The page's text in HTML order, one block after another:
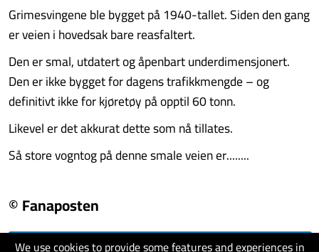
We use cookies to provide some features and experiences in
Grimesvingene ble bygget på 1940-tallet. Siden den gang
er veien i hovedsak bare reasfaltert.
Den er smal, utdatert og åpenbart underdimensjonert.
Den er ikke bygget for dagens trafikkmengde – og
definitivt ikke for kjøretøy på opptil 60 tonn.
Likevel er det akkurat dette som nå tillates.
Så store vogntog på denne smale veien er........
© Fanaposten